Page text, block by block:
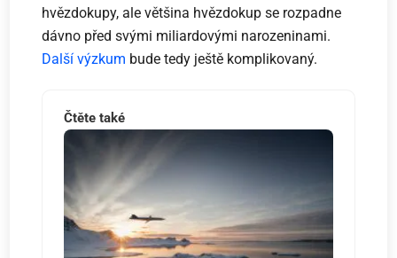
hvězdokupy, ale většina hvězdokup se rozpadne
dávno před svými miliardovými narozeninami.
Další výzkum bude tedy ještě komplikovaný.
Čtěte také